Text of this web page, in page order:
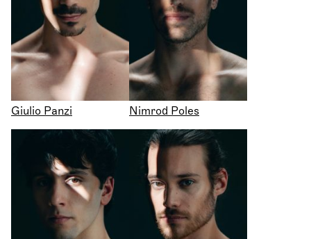
Giulio Panzi Nimrod Poles